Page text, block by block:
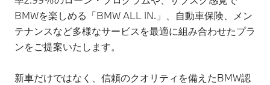
BMWを楽しめる「BMW ALL IN.」、自動車保険、メン
テナンスなど多様なサービスを最適に組み合わせたプラ
ンをご提案いたします。
新車だけではなく、信頼のクオリティを備えたBMW認